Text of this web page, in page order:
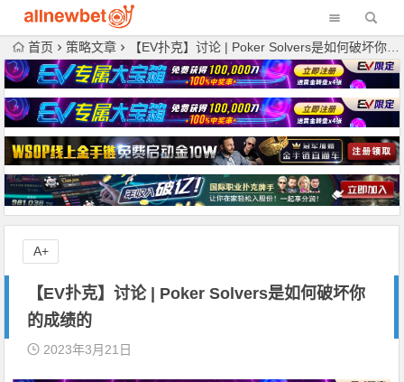
首页 策略文章 【EV扑克】讨论 | Poker Solvers是如何破坏你的成绩的
【EV扑克】讨论 | Poker Solvers是如何破坏你
的成绩的
2023年3月21日
A+